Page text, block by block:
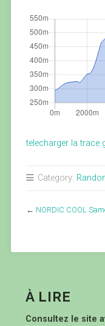
telecharger la trace
Category:
← NORDIC COOL
À LIRE
Consultez le site